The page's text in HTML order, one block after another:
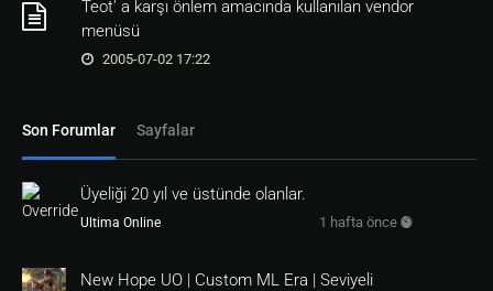
else
src.sysmessage @0785,1,1 Bu Komut Sadece Evde
Kullanilir...
On=*item down*
´r_house_private´))
return 0
Kullanilir...
Teot' a karşı önlem amacında kullanılan vendor
menüsü
2005-07-02 17:22
Son Forumlar Sayfalar
Üyeliği 20 yıl ve üstünde olanlar.
Ultima Online 1 hafta önce
New Hope UO | Custom ML Era | Seviyeli